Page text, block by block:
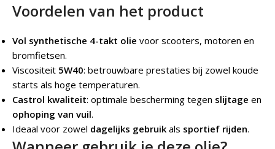
Voordelen van het product
Vol synthetische 4-takt olie voor scooters, motoren en
bromfietsen.
Viscositeit 5W40: betrouwbare prestaties bij zowel koude
starts als hoge temperaturen.
Castrol kwaliteit: optimale bescherming tegen slijtage en
ophoping van vuil.
Ideaal voor zowel dagelijks gebruik als sportief rijden.